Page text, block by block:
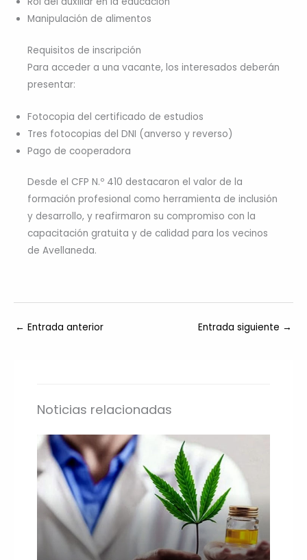
Manipulación de alimentos
Requisitos de inscripción
Para acceder a una vacante, los interesados deberán
presentar:
Fotocopia del certificado de estudios
Tres fotocopias del DNI (anverso y reverso)
Pago de cooperadora
Desde el CFP N.º 410 destacaron el valor de la
formación profesional como herramienta de inclusión
y desarrollo, y reafirmaron su compromiso con la
capacitación gratuita y de calidad para los vecinos
de Avellaneda.
← Entrada anterior Entrada siguiente →
Noticias relacionadas